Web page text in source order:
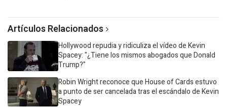
Artículos Relacionados
Hollywood repudia y ridiculiza el vídeo de Kevin
Spacey: "¿Tiene los mismos abogados que Donald
Trump?"
Robin Wright reconoce que House of Cards estuvo
a punto de ser cancelada tras el escándalo de Kevin
Spacey